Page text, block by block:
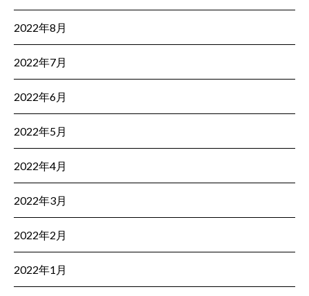
2022年8月
2022年7月
2022年6月
2022年5月
2022年4月
2022年3月
2022年2月
2022年1月